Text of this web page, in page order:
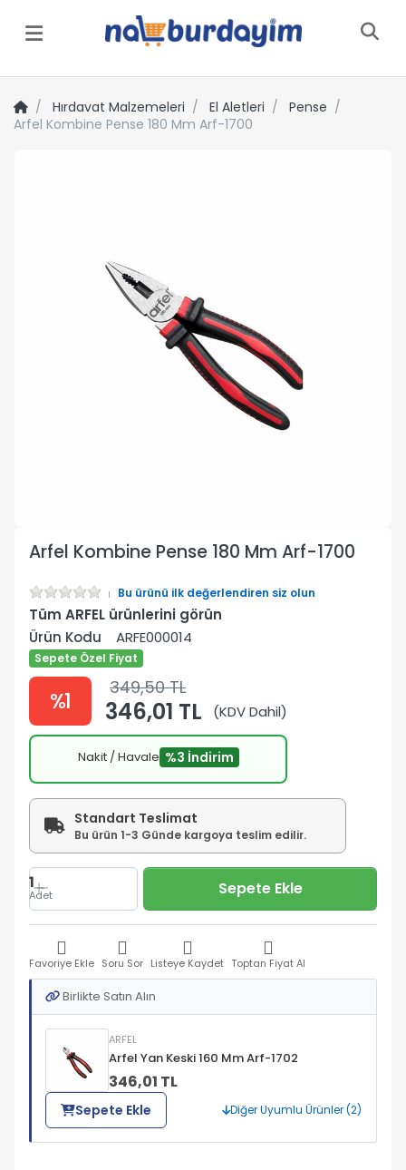
Menü
Hırdavat Malzemeleri El Aletleri
Pense
Arfel Kombine Pense 180 Mm Arf-1700
Arfel Kombine Pense 180 Mm Arf-1700
Bu ürünü ilk değerlendiren siz olun
Tüm ARFEL ürünlerini görün
Ürün Kodu
ARFE000014
Sepete Özel Fiyat
%1 349,50 TL
346,01 TL (KDV Dahil)
Nakit / Havale %3 İndirim
Standart Teslimat
Bu ürün 1-3 Günde kargoya teslim edilir.
1
Adet Sepete Ekle
Favoriye Ekle Soru Sor Listeye Kaydet Toptan Fiyat Al
Birlikte Satın Alın
ARFEL
Arfel Yan Keski 160 Mm Arf-1702
346,01 TL
Sepete Ekle Diğer Uyumlu Ürünler (2)